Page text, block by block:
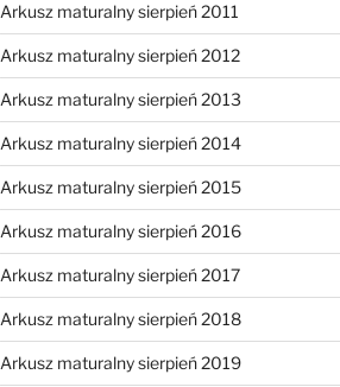
Arkusz maturalny sierpień 2011
Arkusz maturalny sierpień 2012
Arkusz maturalny sierpień 2013
Arkusz maturalny sierpień 2014
Arkusz maturalny sierpień 2015
Arkusz maturalny sierpień 2016
Arkusz maturalny sierpień 2017
Arkusz maturalny sierpień 2018
Arkusz maturalny sierpień 2019